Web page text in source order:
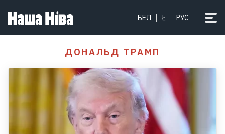
БЕЛ Ł РУС
ДОНАЛЬД ТРАМП